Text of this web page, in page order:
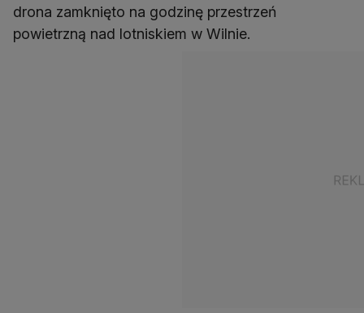
drona zamknięto na godzinę przestrzeń
powietrzną nad lotniskiem w Wilnie.